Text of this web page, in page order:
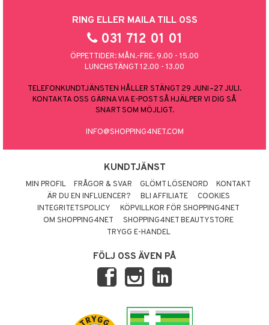
RING ELLER MAILA TILL OSS
031 712 01 01
ÖPPETTIDER: MÅN.-FRE. 9.00 - 15.00
LUNCHSTÄNGT 12.00 - 13.00
TELEFONKUNDTJÄNSTEN HÅLLER STÄNGT 29 JUNI–27 JULI.
KONTAKTA OSS GÄRNA VIA E-POST SÅ HJÄLPER VI DIG SÅ
SNART SOM MÖJLIGT.
INFO@SHOPPING4NET.COM
KUNDTJÄNST
MIN PROFIL FRÅGOR & SVAR GLÖMT LÖSENORD
KONTAKT
ÄR DU EN INFLUENCER?
BLI AFFILIATE
COOKIES
INTEGRITETSPOLICY
KÖPVILLKOR FÖR SHOPPING4NET
OM SHOPPING4NET
SHOPPING4NET BEAUTYSTORE
TRYGG E-HANDEL
FÖLJ OSS ÄVEN PÅ